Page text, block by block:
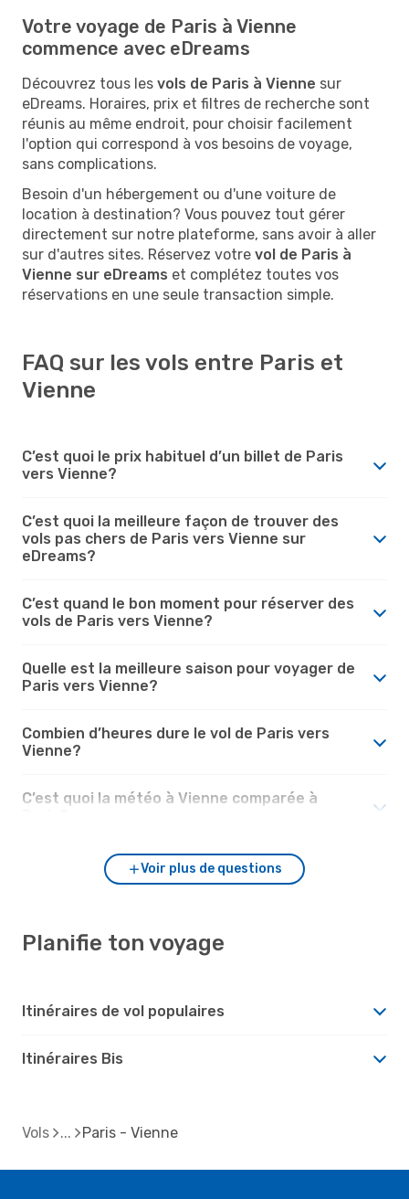
Votre voyage de Paris à Vienne
commence avec eDreams
Découvrez tous les vols de Paris à Vienne sur
eDreams. Horaires, prix et filtres de recherche sont
réunis au même endroit, pour choisir facilement
l'option qui correspond à vos besoins de voyage,
sans complications.
Besoin d'un hébergement ou d'une voiture de
location à destination? Vous pouvez tout gérer
directement sur notre plateforme, sans avoir à aller
sur d'autres sites. Réservez votre vol de Paris à
Vienne sur eDreams et complétez toutes vos
réservations en une seule transaction simple.
FAQ sur les vols entre Paris et
Vienne
C’est quoi le prix habituel d’un billet de Paris
vers Vienne?
C’est quoi la meilleure façon de trouver des
vols pas chers de Paris vers Vienne sur
eDreams?
C’est quand le bon moment pour réserver des
vols de Paris vers Vienne?
Quelle est la meilleure saison pour voyager de
Paris vers Vienne?
Combien d’heures dure le vol de Paris vers
Vienne?
C’est quoi la météo à Vienne comparée à
Voir plus de questions
Planifie ton voyage
Itinéraires de vol populaires
Itinéraires Bis
Vols Paris - Vienne